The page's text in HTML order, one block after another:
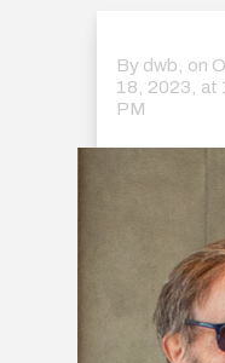
By dwb, on
18, 2023, at
PM